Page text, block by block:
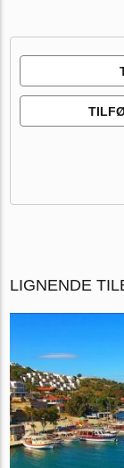
LIGNENDE